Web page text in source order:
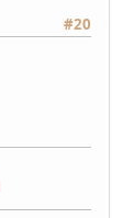
#20